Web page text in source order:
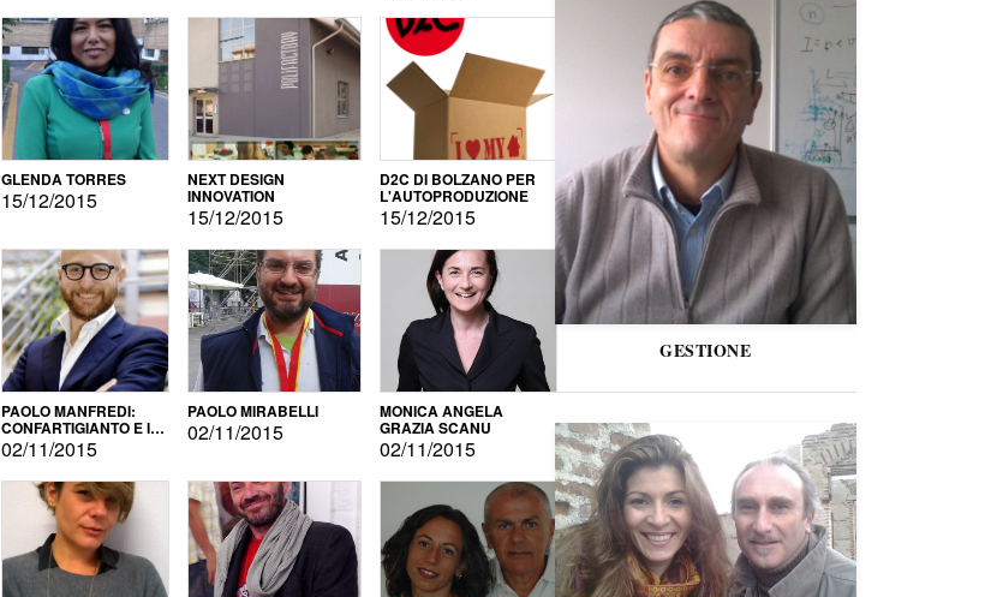
GLENDA TORRES
15/12/2015
NEXT DESIGN
INNOVATION
15/12/2015
D2C DI BOLZANO PER
L'AUTOPRODUZIONE
15/12/2015
PAOLO MANFREDI:
CONFARTIGIANTO E IL
SONDAGGIO
02/11/2015
PAOLO MIRABELLI
02/11/2015
MONICA ANGELA
GRAZIA SCANU
02/11/2015
GESTIONE